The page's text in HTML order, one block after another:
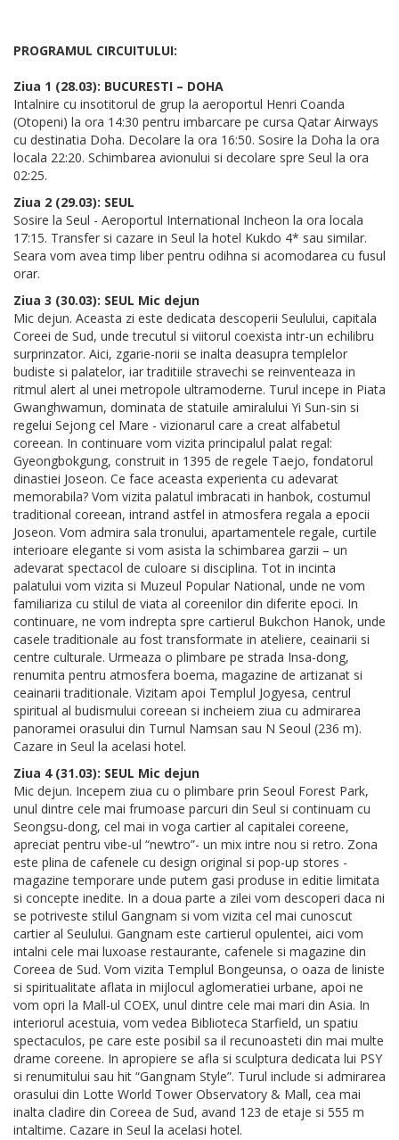
PROGRAMUL CIRCUITULUI:
Ziua 1 (28.03): BUCURESTI – DOHA
Intalnire cu insotitorul de grup la aeroportul Henri Coanda
(Otopeni) la ora 14:30 pentru imbarcare pe cursa Qatar Airways
cu destinatia Doha. Decolare la ora 16:50. Sosire la Doha la ora
locala 22:20. Schimbarea avionului si decolare spre Seul la ora
02:25.
Ziua 2 (29.03): SEUL
Sosire la Seul - Aeroportul International Incheon la ora locala
17:15. Transfer si cazare in Seul la hotel Kukdo 4* sau similar.
Seara vom avea timp liber pentru odihna si acomodarea cu fusul
orar.
Ziua 3 (30.03): SEUL Mic dejun
Mic dejun. Aceasta zi este dedicata descoperii Seulului, capitala
Coreei de Sud, unde trecutul si viitorul coexista intr-un echilibru
surprinzator. Aici, zgarie-norii se inalta deasupra templelor
budiste si palatelor, iar traditiile stravechi se reinventeaza in
ritmul alert al unei metropole ultramoderne. Turul incepe in Piata
Gwanghwamun, dominata de statuile amiralului Yi Sun-sin si
regelui Sejong cel Mare - vizionarul care a creat alfabetul
coreean. In continuare vom vizita principalul palat regal:
Gyeongbokgung, construit in 1395 de regele Taejo, fondatorul
dinastiei Joseon. Ce face aceasta experienta cu adevarat
memorabila? Vom vizita palatul imbracati in hanbok, costumul
traditional coreean, intrand astfel in atmosfera regala a epocii
Joseon. Vom admira sala tronului, apartamentele regale, curtile
interioare elegante si vom asista la schimbarea garzii – un
adevarat spectacol de culoare si disciplina. Tot in incinta
palatului vom vizita si Muzeul Popular National, unde ne vom
familiariza cu stilul de viata al coreenilor din diferite epoci. In
continuare, ne vom indrepta spre cartierul Bukchon Hanok, unde
casele traditionale au fost transformate in ateliere, ceainarii si
centre culturale. Urmeaza o plimbare pe strada Insa-dong,
renumita pentru atmosfera boema, magazine de artizanat si
ceainarii traditionale. Vizitam apoi Templul Jogyesa, centrul
spiritual al budismului coreean si incheiem ziua cu admirarea
panoramei orasului din Turnul Namsan sau N Seoul (236 m).
Cazare in Seul la acelasi hotel.
Ziua 4 (31.03): SEUL Mic dejun
Mic dejun. Incepem ziua cu o plimbare prin Seoul Forest Park,
unul dintre cele mai frumoase parcuri din Seul si continuam cu
Seongsu-dong, cel mai in voga cartier al capitalei coreene,
apreciat pentru vibe-ul “newtro”- un mix intre nou si retro. Zona
este plina de cafenele cu design original si pop-up stores -
magazine temporare unde putem gasi produse in editie limitata
si concepte inedite. In a doua parte a zilei vom descoperi daca ni
se potriveste stilul Gangnam si vom vizita cel mai cunoscut
cartier al Seulului. Gangnam este cartierul opulentei, aici vom
intalni cele mai luxoase restaurante, cafenele si magazine din
Coreea de Sud. Vom vizita Templul Bongeunsa, o oaza de liniste
si spiritualitate aflata in mijlocul aglomeratiei urbane, apoi ne
vom opri la Mall-ul COEX, unul dintre cele mai mari din Asia. In
interiorul acestuia, vom vedea Biblioteca Starfield, un spatiu
spectaculos, pe care este posibil sa il recunoasteti din mai multe
drame coreene. In apropiere se afla si sculptura dedicata lui PSY
si renumitului sau hit “Gangnam Style”. Turul include si admirarea
orasului din Lotte World Tower Observatory & Mall, cea mai
inalta cladire din Coreea de Sud, avand 123 de etaje si 555 m
intaltime. Cazare in Seul la acelasi hotel.